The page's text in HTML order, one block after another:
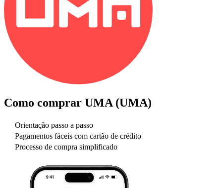
Como comprar UMA (UMA)
Orientação passo a passo
Pagamentos fáceis com cartão de crédito
Processo de compra simplificado